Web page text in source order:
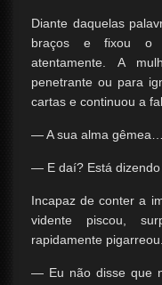
Diante daquelas
braços e fixou o
atentamente. A
penetrante ou para
cartas e continuou a
— A sua alma
— E daí? Está
Incapaz de conter a
vidente piscou,
rapidamente pigarreou.
— Eu não disse que